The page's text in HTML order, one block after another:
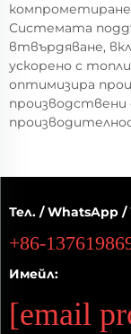
Системата
втвърдяване,
ускорено с
оптимизира
производствени
Тел. / WhatsApp /
+86-
Имейл:
[email